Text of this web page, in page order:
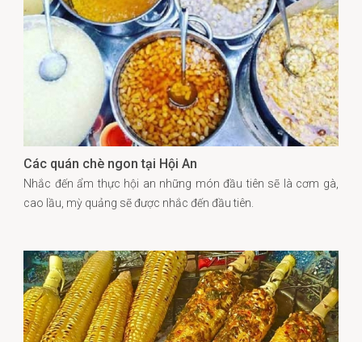
Các quán chè ngon tại Hội An
Nhắc đến ẩm thực hội an những món đầu tiên sẽ là cơm gà,
cao lầu, mỳ quảng sẽ được nhắc đến đầu tiên.